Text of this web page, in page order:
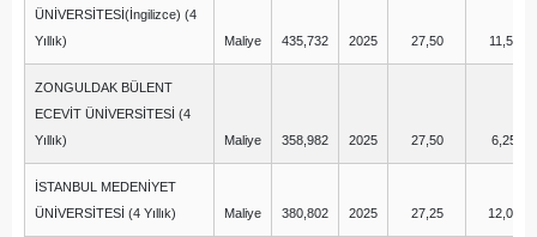
ÜNİVERSİTESİ(İngilizce) (4
Yıllık)
Maliye 435,732 2025 27,50 11,50
ZONGULDAK BÜLENT
ECEVİT ÜNİVERSİTESİ (4
Yıllık)
Maliye 358,982 2025 27,50 6,25
İSTANBUL MEDENİYET
ÜNİVERSİTESİ (4 Yıllık)
Maliye 380,802 2025 27,25 12,00